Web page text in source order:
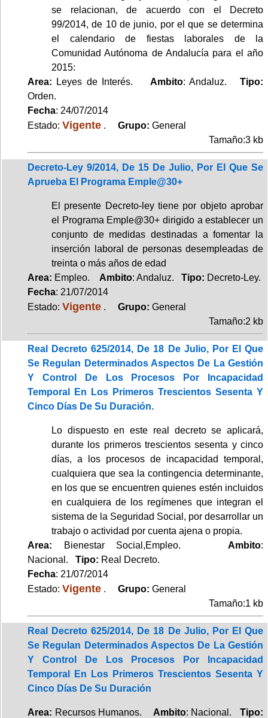
se relacionan, de acuerdo con el Decreto
99/2014, de 10 de junio, por el que se determina
el calendario de fiestas laborales de la
Comunidad Autónoma de Andalucía para el año
2015:
Area: Leyes de Interés. Ambito: Andaluz.Tipo:
Orden.
Fecha: 24/07/2014
Estado: Vigente . Grupo: General
Tamaño:3 kb
Decreto-Ley 9/2014, De 15 De Julio, Por El Que Se
Aprueba El Programa Emple@30+
El presente Decreto-ley tiene por objeto aprobar
el Programa Emple@30+ dirigido a establecer un
conjunto de medidas destinadas a fomentar la
inserción laboral de personas desempleadas de
treinta o más años de edad
Area: Empleo. Ambito: Andaluz. Tipo: Decreto-Ley.
Fecha: 21/07/2014
Estado: Vigente . Grupo: General
Tamaño:2 kb
Real Decreto 625/2014, De 18 De Julio, Por El Que
Se Regulan Determinados Aspectos De La Gestión
Y Control De Los Procesos Por Incapacidad
Temporal En Los Primeros Trescientos Sesenta Y
Cinco Días De Su Duración.
Lo dispuesto en este real decreto se aplicará,
durante los primeros trescientos sesenta y cinco
días, a los procesos de incapacidad temporal,
cualquiera que sea la contingencia determinante,
en los que se encuentren quienes estén incluidos
en cualquiera de los regímenes que integran el
sistema de la Seguridad Social, por desarrollar un
trabajo o actividad por cuenta ajena o propia.
Area: Bienestar Social,Empleo. Ambito:
Nacional. Tipo: Real Decreto.
Fecha: 21/07/2014
Estado: Vigente . Grupo: General
Tamaño:1 kb
Real Decreto 625/2014, De 18 De Julio, Por El Que
Se Regulan Determinados Aspectos De La Gestión
Y Control De Los Procesos Por Incapacidad
Temporal En Los Primeros Trescientos Sesenta Y
Cinco Días De Su Duración
Area: Recursos Humanos. Ambito: Nacional.Tipo: